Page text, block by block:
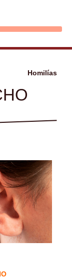
Homilías